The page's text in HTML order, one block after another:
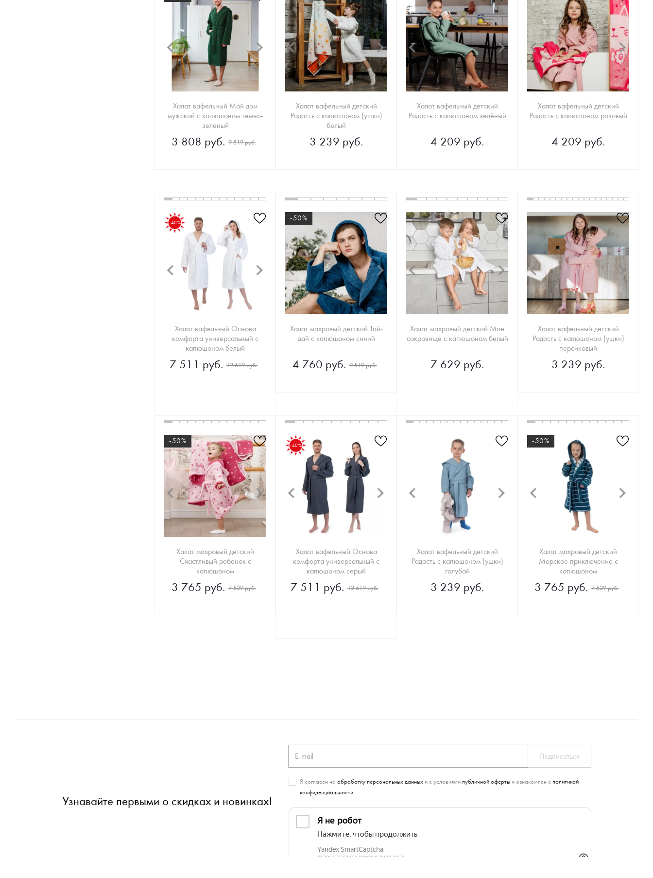
Халат вафельный Мой дом
мужской с капюшоном темно-
зеленый
3 808 руб. 9 519 руб.
Халат вафельный детский
Радость с капюшоном (ушки)
белый
3 239 руб.
Халат вафельный детский
Радость с капюшоном зелёный
4 209 руб.
Халат вафельный детский
Радость с капюшоном розовый
4 209 руб.
-40%
Халат вафельный Основа
комфорта универсальный с
капюшоном белый
7 511 руб. 12 519 руб.
-50%
Халат махровый детский Тай-
дай с капюшоном синий
4 760 руб. 9 519 руб.
Халат махровый детский Мое
сокровище с капюшоном белый
7 629 руб.
Халат вафельный детский
Радость с капюшоном (ушки)
персиковый
3 239 руб.
-50%
Халат махровый детский
Счастливый ребенок с
капюшоном
3 765 руб. 7 529 руб.
-40%
Халат вафельный Основа
комфорта универсальный с
капюшоном серый
7 511 руб. 12 519 руб.
Халат вафельный детский
Радость с капюшоном (ушки)
голубой
3 239 руб.
-50%
Халат махровый детский
Морское приключение с
капюшоном
3 765 руб. 7 529 руб.
Узнавайте первыми о скидках и новинках!
Я согласен на обработку персональных данныхи с условиями публичной офертыи ознакомлен с политикой
конфиденциальности